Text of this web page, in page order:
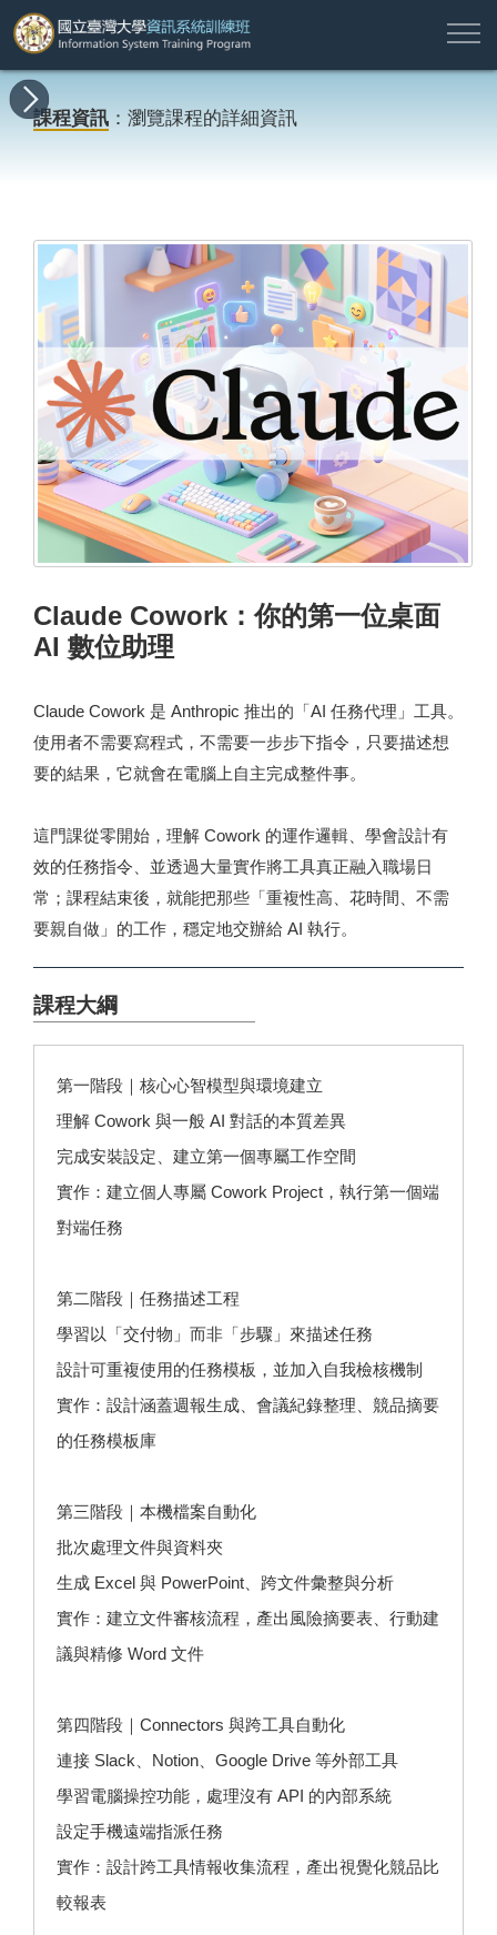
所
有
課
新
消
程
地
資
簡
業
名
名
資
於
本
願
專
註
入
課程資訊 ：瀏覽課程的詳細資訊
Claude Cowork：你的第一位桌面
AI 數位助理
Claude Cowork 是 Anthropic 推出的「AI 任務代理」工具。
使用者不需要寫程式，不需要一步步下指令，只要描述想
要的結果，它就會在電腦上自主完成整件事。
這門課從零開始，理解 Cowork 的運作邏輯、學會設計有
效的任務指令、並透過大量實作將工具真正融入職場日
常；課程結束後，就能把那些「重複性高、花時間、不需
要親自做」的工作，穩定地交辦給 AI 執行。
課程大綱
第一階段｜核心心智模型與環境建立
理解 Cowork 與一般 AI 對話的本質差異
完成安裝設定、建立第一個專屬工作空間
實作：建立個人專屬 Cowork Project，執行第一個端
對端任務
第二階段｜任務描述工程
學習以「交付物」而非「步驟」來描述任務
設計可重複使用的任務模板，並加入自我檢核機制
實作：設計涵蓋週報生成、會議紀錄整理、競品摘要
的任務模板庫
第三階段｜本機檔案自動化
批次處理文件與資料夾
生成 Excel 與 PowerPoint、跨文件彙整與分析
實作：建立文件審核流程，產出風險摘要表、行動建
議與精修 Word 文件
第四階段｜Connectors 與跨工具自動化
連接 Slack、Notion、Google Drive 等外部工具
學習電腦操控功能，處理沒有 API 的內部系統
設定手機遠端指派任務
實作：設計跨工具情報收集流程，產出視覺化競品比
較報表